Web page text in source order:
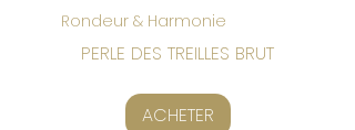
Rondeur & Harmonie
PERLE DES TREILLES BRUT
ACHETER